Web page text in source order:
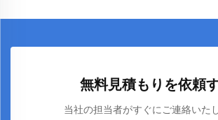
無料見積もりを依頼
当社の担当者がすぐにご連絡いた